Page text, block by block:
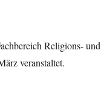
Religions- und
veranstaltet.